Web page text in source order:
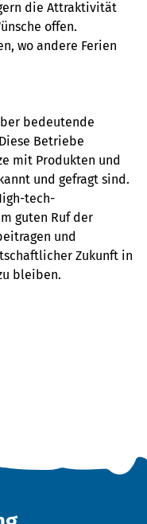
die Attraktivität
offen.
wo andere Ferien
bedeutende
Betriebe
mit Produkten und
und gefragt sind.
tech-
guten Ruf der
und
Zukunft in
bleiben.